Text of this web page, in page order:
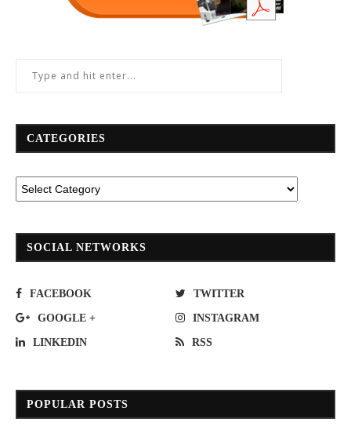
CATEGORIES
SOCIAL NETWORKS
FACEBOOK TWITTER
GOOGLE + INSTAGRAM
LINKEDIN RSS
POPULAR POSTS